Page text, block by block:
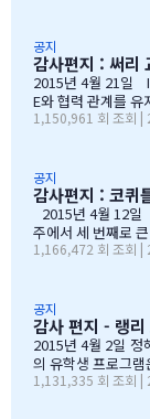
1:52 39 읽음 한국시간으로 오늘 저녁 st.john졸업식이 시
작됩니다.오늘 졸
하지만아쉬운 마음
늘 졸업식이 아이
를 대신해 앞장 서
나조카처럼 야단도
그러이 이해해주신
말없이…
공지
감사편지 : 써리
2015년 4월 21일
E와 협력 관계를
수 있음에 만족하고
수 있도록 많은 도
롯한 많은 I.G.E의
정착서비스, 방과
양한 서비스를 제
니다. 이 같은 집중
써리로의 유학을 희
계를 유지해나갈
1,150,961 회 조회 |
공지
2015년 4월 12일
주에서 세 번째로
년부터 ‘국제학생
때문에 이루어낼
이 IGE를 통해 국제
다. 그리고 이렇게
정착하여 공부할 수
GE 직원의 헌신적
1,166,472 회 조회 |
공지
감사 편지 - 랭
2015년 4월 2일 정
의 유학생 프로그
부터 IGE와 오랜 시
1,131,335 회 조회 |